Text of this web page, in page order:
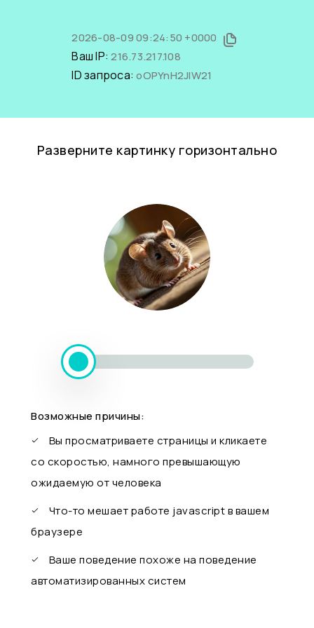
2026-08-09 09:24:50 +0000
Ваш IP:216.73.217.108
ID запроса:oOPYnH2JIW21
Разверните картинку горизонтально
Возможные причины:
Вы просматриваете страницы и кликаете
со скоростью, намного превышающую
ожидаемую от человека
Что-то мешает работе javascript в вашем
браузере
Ваше поведение похоже на поведение
автоматизированных систем